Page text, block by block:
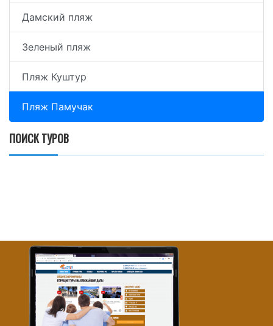
Дамский пляж
Зеленый пляж
Пляж Куштур
Пляж Памучак
ПОИСК ТУРОВ